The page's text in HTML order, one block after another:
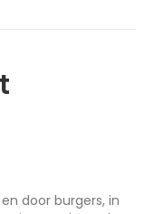
door burgers, in